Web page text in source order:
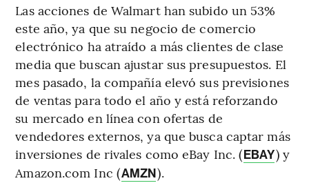
Las acciones de Walmart han subido un 53%
este año, ya que su negocio de comercio
electrónico ha atraído a más clientes de clase
media que buscan ajustar sus presupuestos. El
mes pasado, la compañía elevó sus previsiones
de ventas para todo el año y está reforzando
su mercado en línea con ofertas de
vendedores externos, ya que busca captar más
inversiones de rivales como eBay Inc. (EBAY) y
Amazon.com Inc (AMZN).